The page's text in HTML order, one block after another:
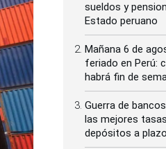
sueldos y
Estado peruano
Mañana 6 de
feriado en Perú:
habrá fin de
Guerra de
las mejores
depósitos a